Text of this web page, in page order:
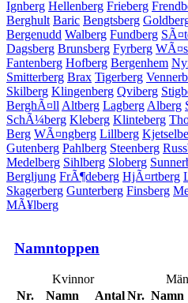
Ignberg Hellenberg Frieberg
Berghult Baric Bengtsberg
Bergenudd Walberg Fundberg
Dagsberg Brunsberg Fyrberg
Fantenberg Hofberg Bergenhem
Smitterberg Brax Tigerberg
Skilberg Klingenberg Qviberg
BerghÃ¤ll Altberg Lagberg Alberg
SchÃ¼berg Kleberg Klinteberg
Berg WÃ¤ngberg Lillberg
Gutenberg Pahlberg Steenberg
Medelberg Sihlberg Sloberg
Bergljung FrÃ¶deberg HjÃ¤rtberg
Skagerberg Gunterberg Finsberg
MÃ¥lberg
Namntoppen
Kvinnor
Nr.
Namn
Antal
Män
Nr. Namn